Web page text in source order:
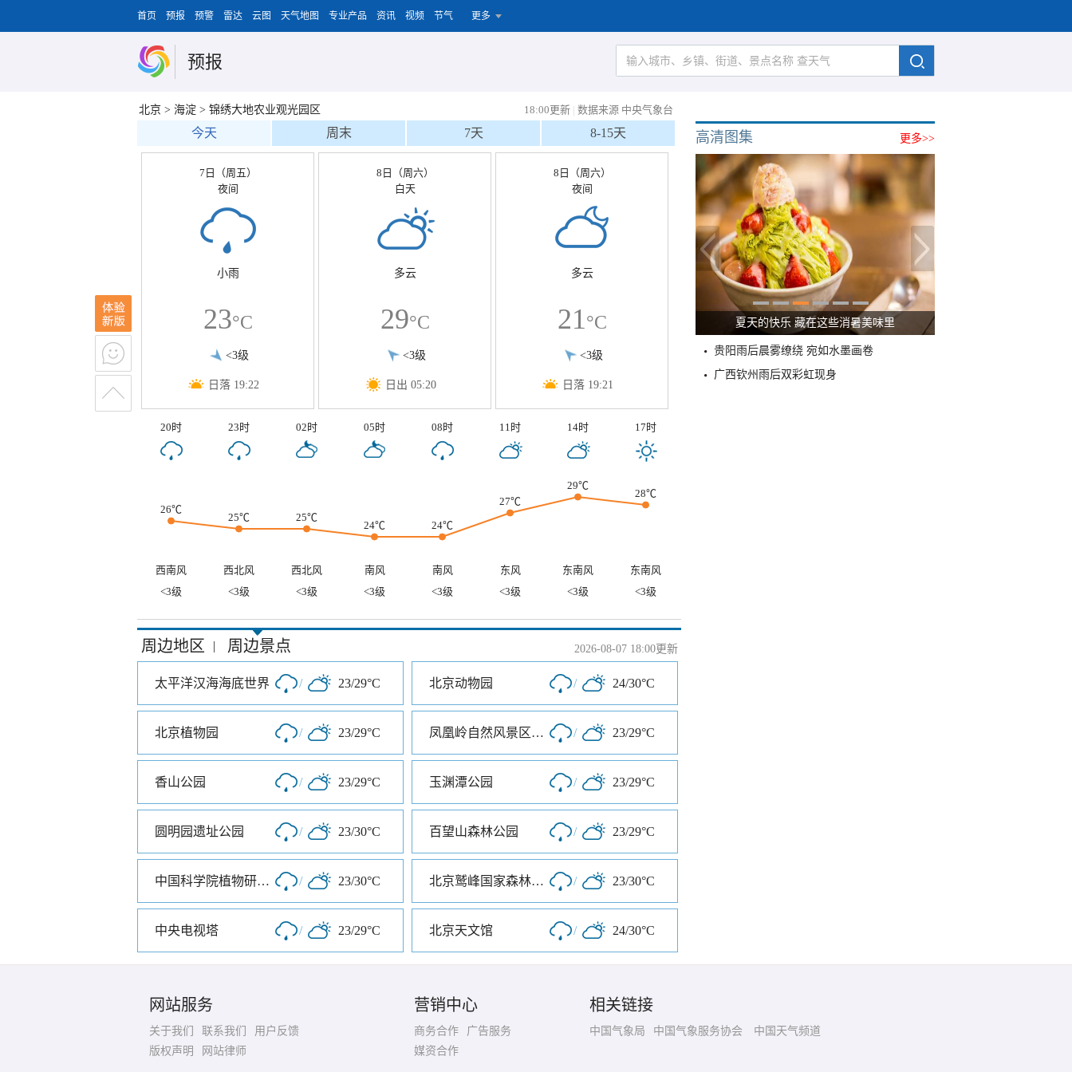
首页 预报 预警 雷达 云图 天气地图 专业产品 资讯 视频 节气 更多
预报
北京 > 海淀 > 锦绣大地农业观光园区 18:00更新 | 数据来源 中央气象台
今天 周末 7天 8-15天
7日（周五）
夜间
小雨
23°C
<3级
日落 19:22
8日（周六）
白天
多云
29°C
<3级
日出 05:20
8日（周六）
夜间
多云
21°C
<3级
日落 19:21
20时 23时 02时 05时 08时 11时 14时 17时
26℃
25℃ 25℃
24℃ 24℃
27℃
29℃
28℃
西南风 西北风 西北风 南风 南风 东风 东南风
东南风
<3级
<3级 <3级 <3级 <3级 <3级 <3级 <3级
周边地区 | 周边景点 2026-08-07 18:00更新
太平洋汉海海底世界 / 23/29°C 北京动物园 / 24/30°C
北京植物园 / 23/29°C 凤凰岭自然风景区公园 / 23/29°C
香山公园 / 23/29°C 玉渊潭公园 / 23/29°C
圆明园遗址公园 / 23/30°C 百望山森林公园 / 23/29°C
中国科学院植物研究所北京植物园 / 23/30°C 北京鹫峰国家森林公园 / 23/30°C
中央电视塔 / 23/29°C 北京天文馆 / 24/30°C
更多>>
高清图集
夏天的快乐 藏在这些消暑美味里
贵阳雨后晨雾缭绕 宛如水墨画卷
广西钦州雨后双彩虹现身
网站服务
关于我们 联系我们
用户反馈
版权声明
网站律师
营销中心
商务合作
广告服务
媒资合作
相关链接
中国气象局 中国气象服务协会 中国天气频道